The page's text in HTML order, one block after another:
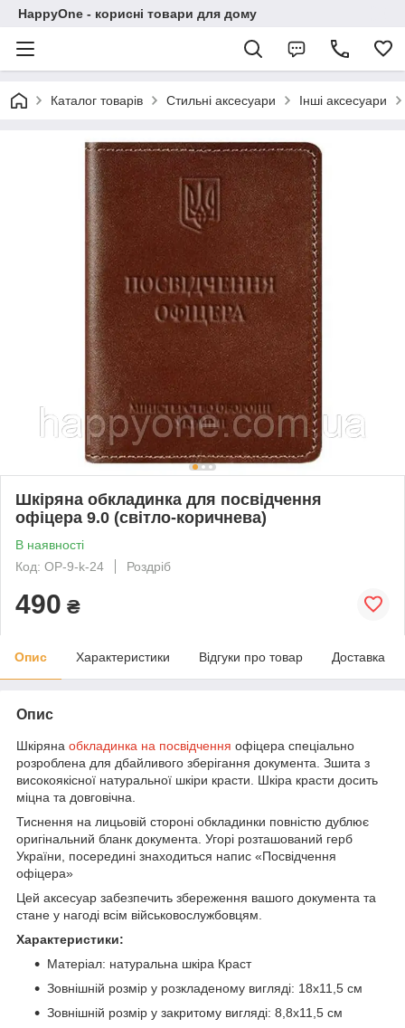
HappyOne - корисні товари для дому
Каталог товарів Стильні аксесуари Інші аксесуари
Шкіряна обкладинка для посвідчення
офіцера 9.0 (світло-коричнева)
В наявності
Код: OP-9-k-24
Роздріб
490 ₴
Опис Характеристики Відгуки про товар Доставка
Опис
Шкіряна обкладинка на посвідчення офіцера спеціально
розроблена для дбайливого зберігання документа. Зшита з
високоякісної натуральної шкіри красти. Шкіра красти досить
міцна та довговічна.
Тиснення на лицьовій стороні обкладинки повністю дублює
оригінальний бланк документа. Угорі розташований герб
України, посередині знаходиться напис «Посвідчення
офіцера»
Цей аксесуар забезпечить збереження вашого документа та
стане у нагоді всім військовослужбовцям.
Характеристики:
Матеріал: натуральна шкіра Краст
Зовнішній розмір у розкладеному вигляді: 18x11,5 см
Зовнішній розмір у закритому вигляді: 8,8x11,5 см